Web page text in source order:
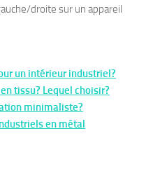
droite sur un appareil
un intérieur industriel?
tissu? Lequel choisir?
minimaliste?
en métal